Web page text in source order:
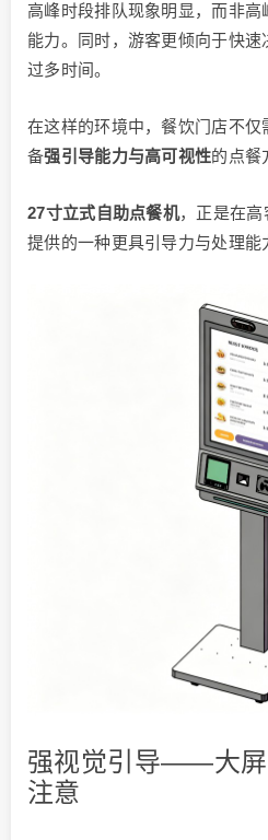
高峰时段排队现象明显，而非
能力。同时，游客更倾向于快
过多时间。
在这样的环境中，餐饮门店不
备强引导能力与高可视性的点餐
27寸立式自助点餐机，正是在高
提供的一种更具引导力与处理能
强视觉引导——大屏
注意